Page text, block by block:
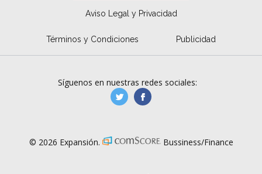
Aviso Legal y Privacidad
Términos y Condiciones Publicidad
Síguenos en nuestras redes sociales:
manufacturaGE
© 2026 Expansión. Bussiness/Finance